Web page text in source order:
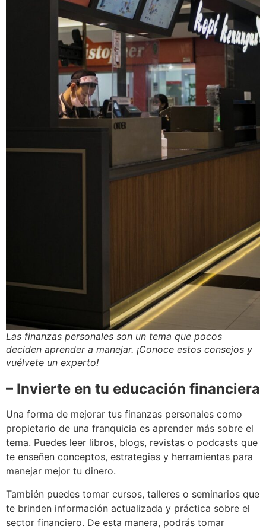
Las finanzas personales son un tema que pocos
deciden aprender a manejar. ¡Conoce estos consejos y
vuélvete un experto!
– Invierte en tu educación financiera
Una forma de mejorar tus finanzas personales como
propietario de una franquicia es aprender más sobre el
tema. Puedes leer libros, blogs, revistas o podcasts que
te enseñen conceptos, estrategias y herramientas para
manejar mejor tu dinero.
También puedes tomar cursos, talleres o seminarios que
te brinden información actualizada y práctica sobre el
sector financiero. De esta manera, podrás tomar